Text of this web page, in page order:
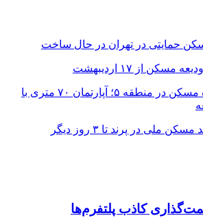
از ۱۷ اردیبهشت
نرخ‌ رهن و اجاره مسکن در منطقه ۵؛ آپارتمان ۷۰ متری با
کاذب پلتفرم‌ها